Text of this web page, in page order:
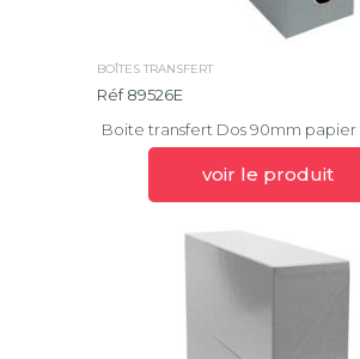
BOÎTES TRANSFERT
Réf 89526E
Boite transfert Dos 90mm papier
voir le produit